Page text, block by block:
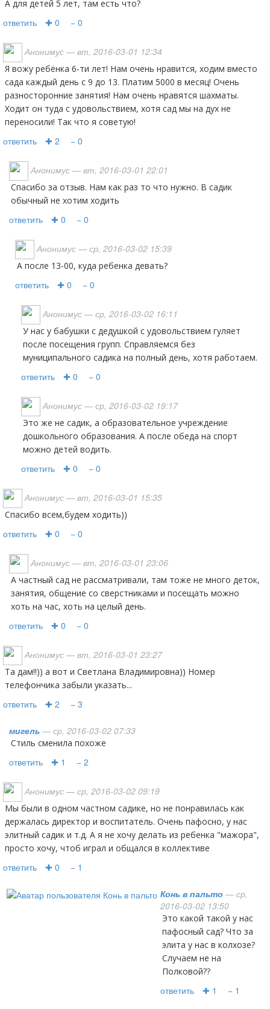
А для детей 5 лет, там есть что?
ответить ✚ 0 − 0
Анонимус — вт, 2016-03-01 12:34
Я вожу ребёнка 6-ти лет! Нам очень нравится, ходим вместо
сада каждый день с 9 до 13. Платим 5000 в месяц! Очень
разносторонние занятия! Нам очень нравятся шахматы.
Ходит он туда с удовольствием, хотя сад мы на дух не
переносили! Так что я советую!
ответить ✚ 2 − 0
Анонимус — вт, 2016-03-01 22:01
Спасибо за отзыв. Нам как раз то что нужно. В садик
обычный не хотим ходить
ответить ✚ 0 − 0
Анонимус — ср, 2016-03-02 15:39
А после 13-00, куда ребенка девать?
ответить ✚ 0 − 0
Анонимус — ср, 2016-03-02 16:11
У нас у бабушки с дедушкой с удовольствием гуляет
после посещения групп. Справляемся без
муниципального садика на полный день, хотя работаем.
ответить ✚ 0 − 0
Анонимус — ср, 2016-03-02 19:17
это же не садик, а образовательное учреждение
дошкольного образования. А после обеда на спорт
можно детей водить.
ответить ✚ 0 − 0
Анонимус — вт, 2016-03-01 15:35
Спасибо всем,будем ходить))
ответить ✚ 0 − 0
Анонимус — вт, 2016-03-01 23:06
А частный сад не рассматривали, там тоже не много деток,
занятия, общение со сверстниками и посещать можно
хоть на час, хоть на целый день.
ответить ✚ 0 − 0
Анонимус — вт, 2016-03-01 23:27
Та дам!!)) а вот и Светлана Владимировна)) Номер
телефончика забыли указать...
ответить ✚ 2 − 3
мигель — ср, 2016-03-02 07:33
Стиль сменила похоже
ответить ✚ 1 − 2
Анонимус — ср, 2016-03-02 09:19
Мы были в одном частном садике, но не понравилась как
держалась директор и воспитатель. Очень пафосно, у нас
элитный садик и т.д. А я не хочу делать из ребенка "мажора",
просто хочу, чтоб играл и общался в коллективе
ответить ✚ 0 − 1
Конь в пальто — ср,
2016-03-02 13:50
Это какой такой у нас
пафосный сад? Что за
элита у нас в колхозе?
Случаем не на
Полковой??
ответить ✚ 1 − 1